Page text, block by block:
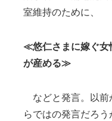
室維持のために、
≪悠仁さまに嫁ぐ女
が産める≫
などと発言。以前
らではの発言だろ